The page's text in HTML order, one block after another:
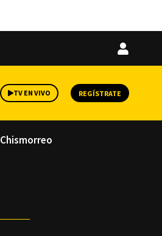
Iniciar
TV EN VIVO REGÍSTRATE
Chismorreo